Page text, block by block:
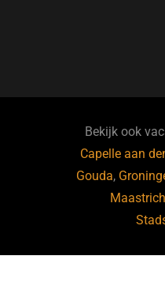
o
k
Bekijk ook
Capelle aan
Gouda,